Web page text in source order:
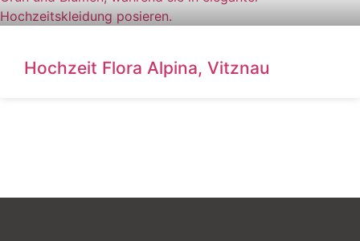
Hochzeit Flora Alpina, Vitznau